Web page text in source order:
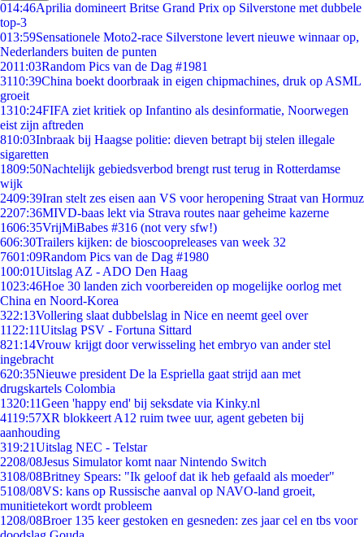
014:46Aprilia domineert Britse Grand Prix op Silverstone met dubbele
top-3
013:59Sensationele Moto2-race Silverstone levert nieuwe winnaar op,
Nederlanders buiten de punten
2011:03Random Pics van de Dag #1981
3110:39China boekt doorbraak in eigen chipmachines, druk op ASML
groeit
1310:24FIFA ziet kritiek op Infantino als desinformatie, Noorwegen
eist zijn aftreden
810:03Inbraak bij Haagse politie: dieven betrapt bij stelen illegale
sigaretten
1809:50Nachtelijk gebiedsverbod brengt rust terug in Rotterdamse
wijk
2409:39Iran stelt zes eisen aan VS voor heropening Straat van Hormuz
2207:36MIVD-baas lekt via Strava routes naar geheime kazerne
1606:35VrijMiBabes #316 (not very sfw!)
606:30Trailers kijken: de bioscoopreleases van week 32
7601:09Random Pics van de Dag #1980
100:01Uitslag AZ - ADO Den Haag
1023:46Hoe 30 landen zich voorbereiden op mogelijke oorlog met
China en Noord-Korea
322:13Vollering slaat dubbelslag in Nice en neemt geel over
11 22:11Uitslag PSV - Fortuna Sittard
821:14Vrouw krijgt door verwisseling het embryo van ander stel
ingebracht
620:35Nieuwe president De la Espriella gaat strijd aan met
drugskartels Colombia
1320:11Geen 'happy end' bij seksdate via Kinky.nl
4119:57XR blokkeert A12 ruim twee uur, agent gebeten bij
aanhouding
319:21Uitslag NEC - Telstar
2208/08Jesus Simulator komt naar Nintendo Switch
3108/08Britney Spears: "Ik geloof dat ik heb gefaald als moeder"
5108/08VS: kans op Russische aanval op NAVO-land groeit,
munitietekort wordt probleem
1208/08Broer 135 keer gestoken en gesneden: zes jaar cel en tbs voor